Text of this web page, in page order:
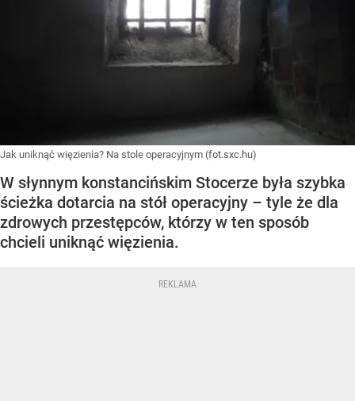
Jak uniknąć więzienia? Na stole operacyjnym (fot.sxc.hu)
W słynnym konstancińskim Stocerze była szybka
ścieżka dotarcia na stół operacyjny – tyle że dla
zdrowych przestępców, którzy w ten sposób
chcieli uniknąć więzienia.